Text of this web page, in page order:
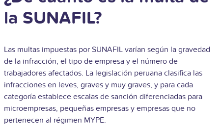
la SUNAFIL?
Las multas impuestas por SUNAFIL varían según la gravedad
de la infracción, el tipo de empresa y el número de
trabajadores afectados. La legislación peruana clasifica las
infracciones en leves, graves y muy graves, y para cada
categoría establece escalas de sanción diferenciadas para
microempresas, pequeñas empresas y empresas que no
pertenecen al régimen MYPE.